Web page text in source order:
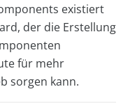
existiert
der die Erstellung
für mehr
sorgen kann.